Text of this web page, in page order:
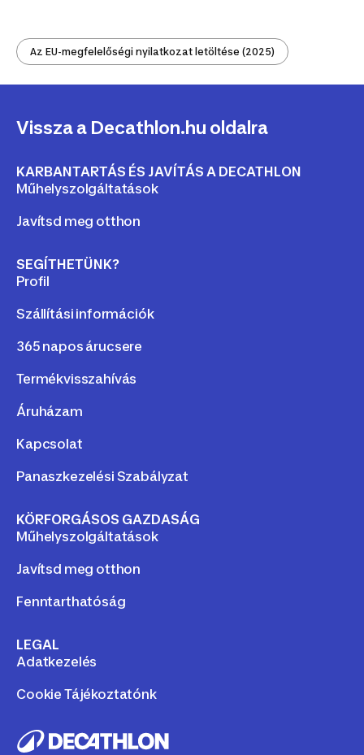
Az EU-megfelelőségi nyilatkozat letöltése (2025)
Vissza a Decathlon.hu oldalra
KARBANTARTÁS ÉS JAVÍTÁS A DECATHLON
Műhelyszolgáltatások
Javítsd meg otthon
SEGÍTHETÜNK?
Profil
Szállítási információk
365 napos árucsere
Termékvisszahívás
Áruházam
Kapcsolat
Panaszkezelési Szabályzat
KÖRFORGÁSOS GAZDASÁG
Műhelyszolgáltatások
Javítsd meg otthon
Fenntarthatóság
LEGAL
Adatkezelés
Cookie Tájékoztatónk